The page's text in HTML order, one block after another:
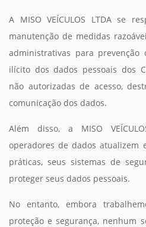
A MISO VEÍCULOS LTDA se
manutenção de medidas
administrativas para
ilícito dos dados pessoais dos
não autorizadas de acesso,
comunicação dos dados.
Além disso, a MISO
operadores de dados atualizem
práticas, seus sistemas de
proteger seus dados pessoais.
No entanto, embora
proteção e segurança, nenhum